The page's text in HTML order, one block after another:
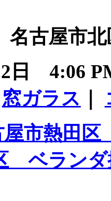
名古屋市
日 4:06
窓ガラス
市熱田
ベラン